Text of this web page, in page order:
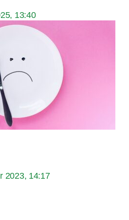
13:40
2023, 14:17